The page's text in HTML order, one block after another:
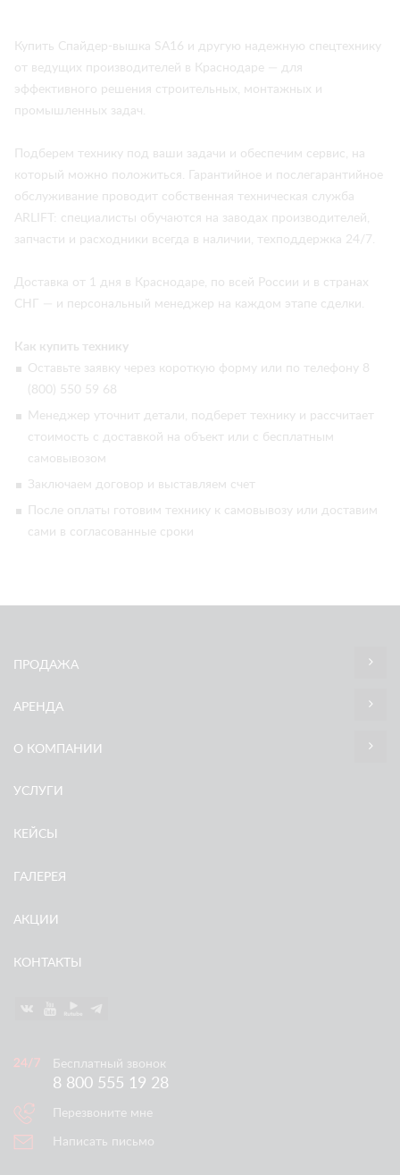
Купить Спайдер-вышка SA16 и другую надежную спецтехнику
от ведущих производителей в Краснодаре — для
эффективного решения строительных, монтажных и
промышленных задач.
Подберем технику под ваши задачи и обеспечим сервис, на
который можно положиться. Гарантийное и послегарантийное
обслуживание проводит собственная техническая служба
ARLIFT: специалисты обучаются на заводах производителей,
запчасти и расходники всегда в наличии, техподдержка 24/7.
Доставка от 1 дня в Краснодаре, по всей России и в странах
СНГ — и персональный менеджер на каждом этапе сделки.
Как купить технику
Оставьте заявку через короткую форму или по телефону 8
(800) 550 59 68
Менеджер уточнит детали, подберет технику и рассчитает
стоимость с доставкой на объект или с бесплатным
самовывозом
Заключаем договор и выставляем счет
После оплаты готовим технику к самовывозу или доставим
сами в согласованные сроки
ПРОДАЖА
АРЕНДА
О КОМПАНИИ
УСЛУГИ
КЕЙСЫ
ГАЛЕРЕЯ
АКЦИИ
КОНТАКТЫ
Бесплатный звонок
8 800 555 19 28
Перезвоните мне
Написать письмо